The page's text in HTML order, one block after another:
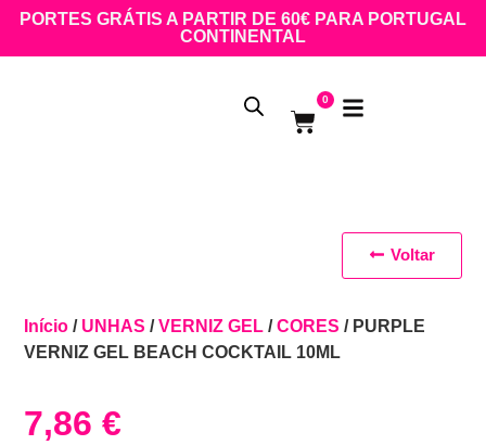
PORTES GRÁTIS A PARTIR DE 60€ PARA PORTUGAL
CONTINENTAL
0
Início / UNHAS /VERNIZ GEL /CORES / PURPLE
VERNIZ GEL BEACH COCKTAIL 10ML
7,86€
Voltar